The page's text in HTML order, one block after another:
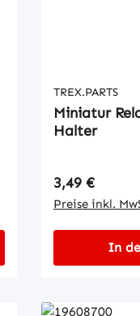
TREX.PARTS
Miniatur Relais mit
Halter
Regulärer
3,49 €
Preise inkl.
In